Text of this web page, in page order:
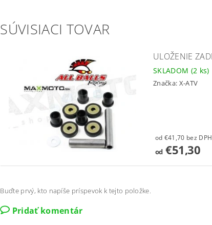
SÚVISIACI TOVAR
ULOŽENIE
SKLADOM (2 ks)
Značka: X-ATV
od €41,70 bez DPH
od€51,30
Buďte prvý, kto napíše príspevok k tejto položke.
Pridať komentár